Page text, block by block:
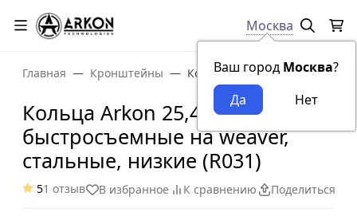
Москва
Ваш город Москва?
Главная Кронштейны Кольца Arkon 25,4 мм
Кольца Arkon 25,4 мм
быстросъемные на weaver,
стальные, низкие (R031)
51 отзыв В избранное К сравнению Поделиться